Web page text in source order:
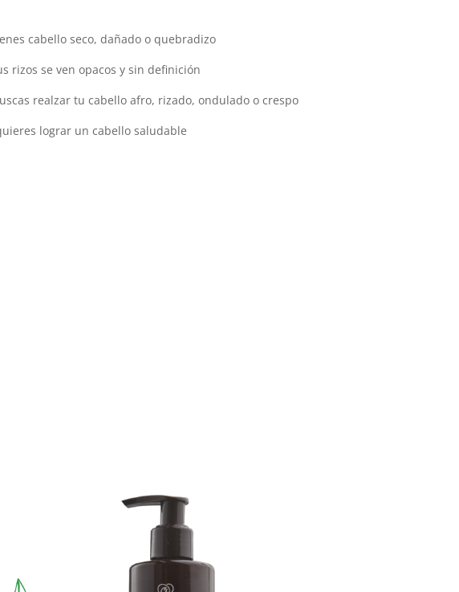
cabello seco, dañado o quebradizo
rizos se ven opacos y sin definición
realzar tu cabello afro, rizado, ondulado o crespo
lograr un cabello saludable